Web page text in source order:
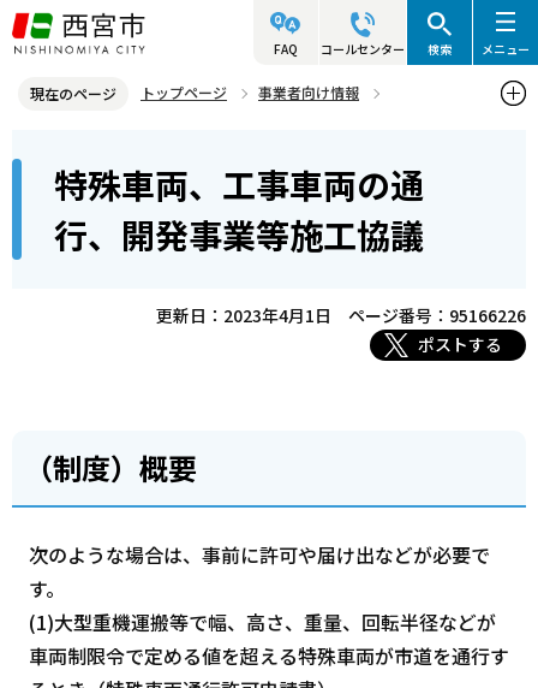
こ
の
ジ
頭
FAQ コールセンター 検索 メニュー
現在のページ トップページ
事業者向け情報
特殊車両、工事車両の通行、開発事業等施工協議
特殊車両、工事車両の通
行、開発事業等施工協議
更新日：2023年4月1日
ページ番号：95166226
ポストする
（制度）概要
次のような場合は、事前に許可や届け出などが必要で
す。
(1)大型重機運搬等で幅、高さ、重量、回転半径などが
車両制限令で定める値を超える特殊車両が市道を通行す